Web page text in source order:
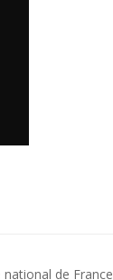
national de France